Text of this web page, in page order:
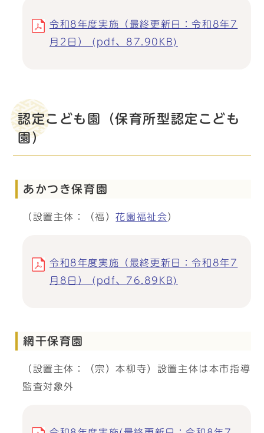
令和8年度実施（最終更新日：令和8年7
月2日） (pdf、87.90KB)
認定こども園（保育所型認定こども
園）
あかつき保育園
（設置主体：（福）花園福祉会）
令和8年度実施（最終更新日：令和8年7
月8日） (pdf、76.89KB)
網干保育園
（設置主体：（宗）本柳寺）設置主体は本市指導
監査対象外